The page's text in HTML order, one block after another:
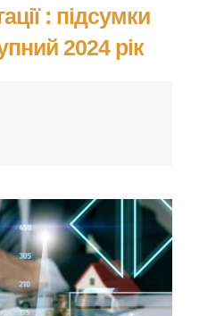
: підсумки
2024 рік